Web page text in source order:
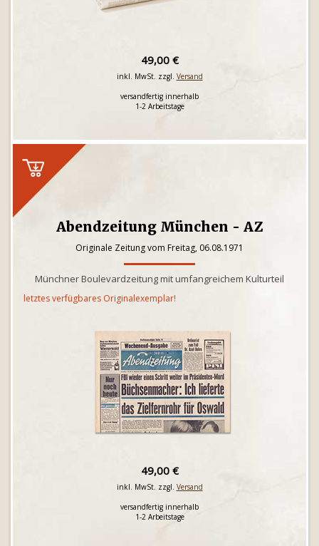
49,00 €
inkl. MwSt. zzgl. Versand
versandfertig innerhalb
1-2 Arbeitstage
Abendzeitung München - AZ
Originale Zeitung vom Freitag, 06.08.1971
Münchner Boulevardzeitung mit umfangreichem Kulturteil
letztes verfügbares Originalexemplar!
49,00 €
inkl. MwSt. zzgl. Versand
versandfertig innerhalb
1-2 Arbeitstage